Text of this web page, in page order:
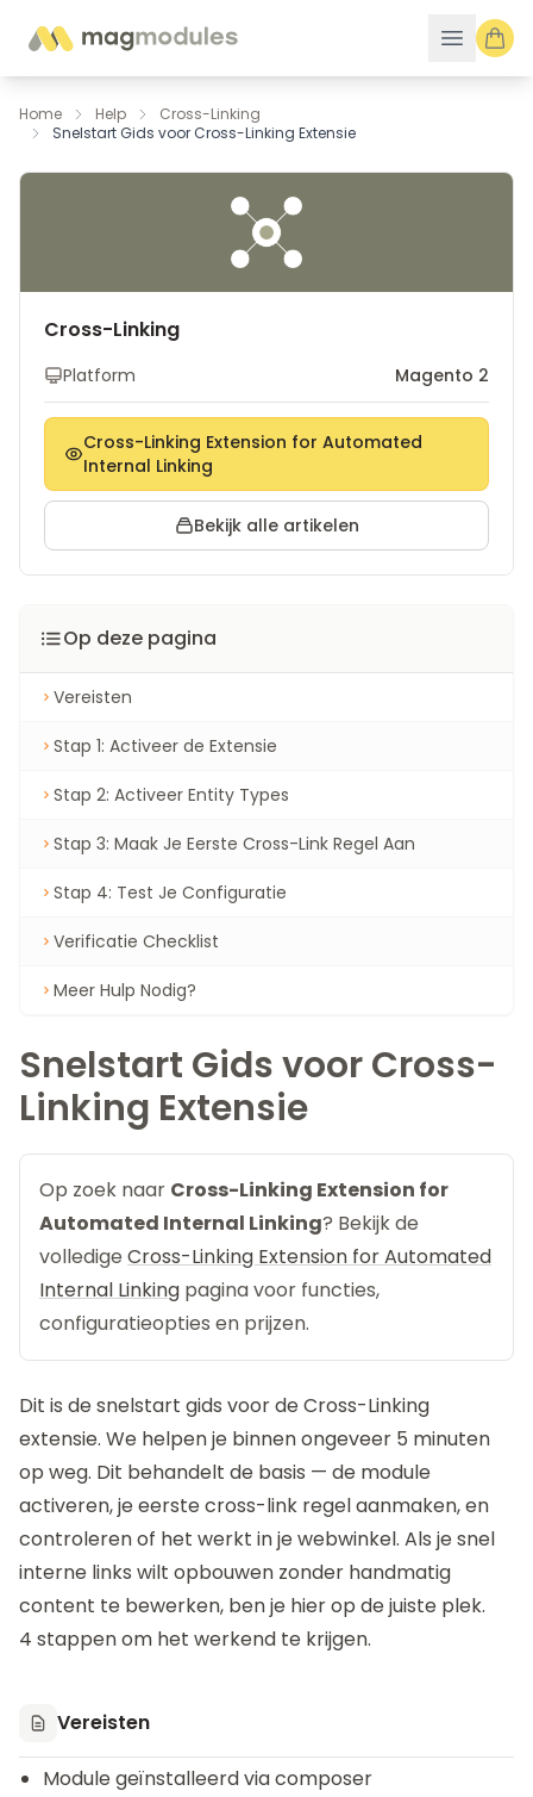
Home Help
Cross-Linking
Snelstart Gids voor Cross-Linking Extensie
Cross-Linking
Platform Magento 2
Cross-Linking Extension for Automated
Internal Linking
Bekijk alle artikelen
Op deze pagina
Vereisten
Stap 1: Activeer de Extensie
Stap 2: Activeer Entity Types
Stap 3: Maak Je Eerste Cross-Link Regel Aan
Stap 4: Test Je Configuratie
Verificatie Checklist
Meer Hulp Nodig?
Snelstart Gids voor Cross-
Linking Extensie
Op zoek naar Cross-Linking Extension for
Automated Internal Linking? Bekijk de
volledige Cross-Linking Extension for Automated
Internal Linking pagina voor functies,
configuratieopties en prijzen.
Dit is de snelstart gids voor deCross-Linking
extensie. We helpen je binnen ongeveer 5 minuten
op weg. Dit behandelt de basis — de module
activeren, je eerste cross-link regel aanmaken, en
controleren of het werkt in je webwinkel. Als je snel
interne links wilt opbouwen zonder handmatig
content te bewerken, ben je hier op de juiste plek.
4 stappen om het werkend te krijgen.
Vereisten
Module geïnstalleerd via composer